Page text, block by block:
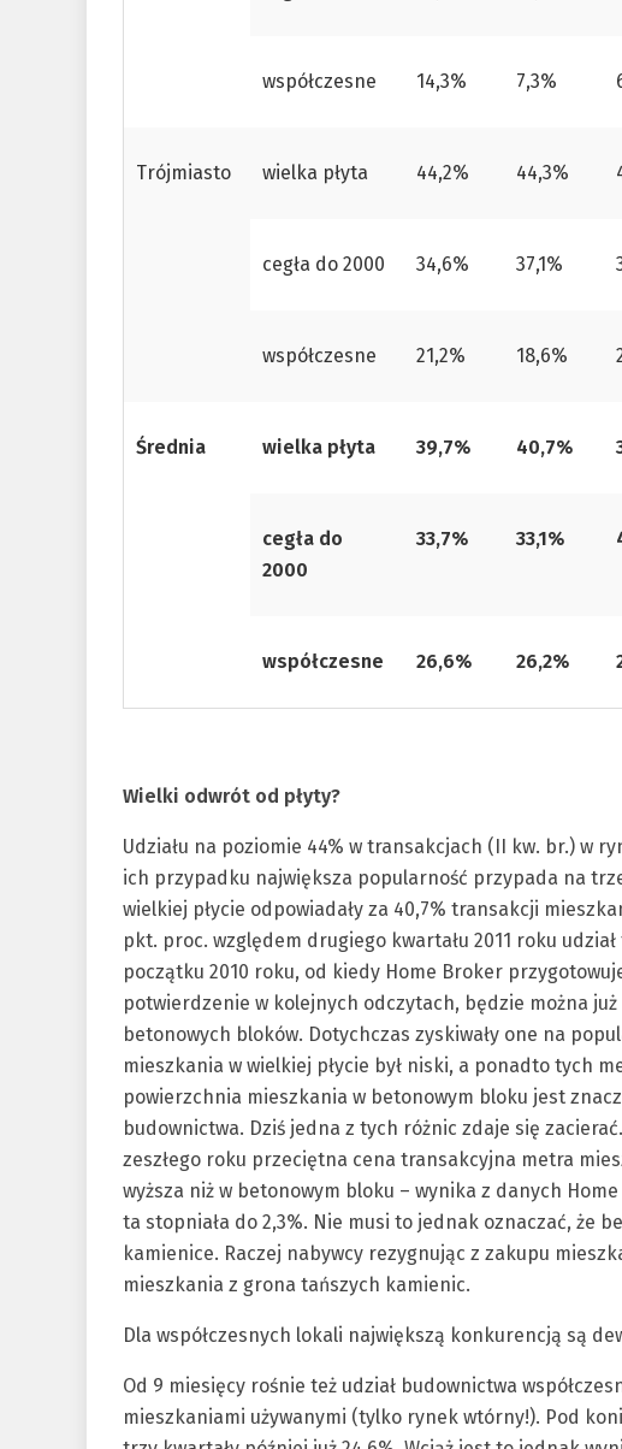
współczesne 14,3% 7,3%
Trójmiasto wielka płyta 44,2% 44,3%
cegła do 2000 34,6% 37,1%
współczesne 21,2% 18,6%
Średnia wielka płyta 39,7% 40,7%
cegła do
2000
33,7% 33,1%
współczesne 26,6% 26,2%
Wielki odwrót od płyty?
Udziału na poziomie 44% w transakcjach (II kw. br.) w
ich przypadku największa popularność przypada na
wielkiej płycie odpowiadały za 40,7% transakcji
pkt. proc. względem drugiego kwartału 2011 roku
początku 2010 roku, od kiedy Home Broker
potwierdzenie w kolejnych odczytach, będzie można
betonowych bloków. Dotychczas zyskiwały one na
mieszkania w wielkiej płycie był niski, a ponadto tych
powierzchnia mieszkania w betonowym bloku jest
budownictwa. Dziś jedna z tych różnic zdaje się
zeszłego roku przeciętna cena transakcyjna metra
wyższa niż w betonowym bloku – wynika z danych
ta stopniała do 2,3%. Nie musi to jednak oznaczać, że
kamienice. Raczej nabywcy rezygnując z zakupu
mieszkania z grona tańszych kamienic.
Dla współczesnych lokali największą konkurencją są
Od 9 miesięcy rośnie też udział budownictwa
mieszkaniami używanymi (tylko rynek wtórny!). Pod